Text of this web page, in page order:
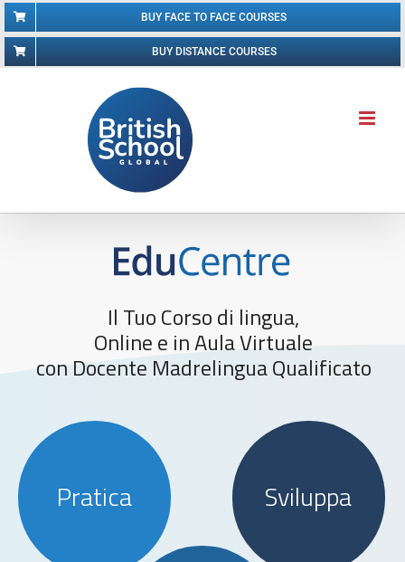
Salta
al
contenuto
BUY FACE TO FACE COURSES
BUY DISTANCE COURSES
Pratica Sviluppa
Il Tuo Corso di lingua,
Online e in Aula Virtuale
con Docente Madrelingua Qualificato